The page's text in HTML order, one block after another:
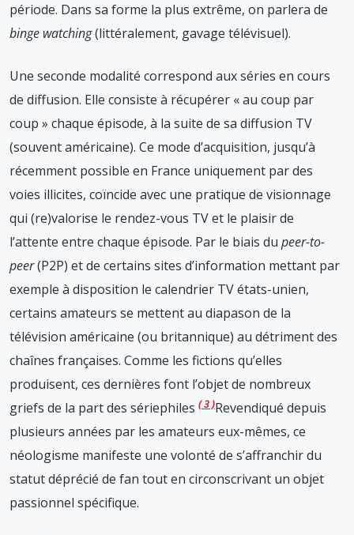
période. Dans sa forme la plus extrême, on parlera de
binge watching(littéralement, gavage télévisuel).
Une seconde modalité correspond aux séries en cours
de diffusion. Elle consiste à récupérer « au coup par
coup » chaque épisode, à la suite de sa diffusion TV
(souvent américaine). Ce mode d’acquisition, jusqu’à
récemment possible en France uniquement par des
voies illicites, coïncide avec une pratique de visionnage
qui (re)valorise le rendez-vous TV et le plaisir de
l’attente entre chaque épisode. Par le biais du peer-to-
peer(P2P) et de certains sites d’information mettant par
exemple à disposition le calendrier TV états-unien,
certains amateurs se mettent au diapason de la
télévision américaine (ou britannique) au détriment des
chaînes françaises. Comme les fictions qu’elles
produisent, ces dernières font l’objet de nombreux
griefs de la part des sériephiles
3 Revendiqué depuis
plusieurs années par les amateurs eux-mêmes, ce
néologisme manifeste une volonté de s’affranchir du
statut déprécié de fan tout en circonscrivant un objet
passionnel spécifique.